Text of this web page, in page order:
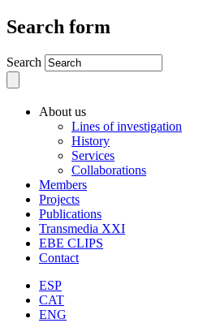
Search form
Search
About us
Lines of investigation
History
Services
Collaborations
Members
Projects
Publications
Transmedia XXI
EBE CLIPS
Contact
ESP
CAT
ENG